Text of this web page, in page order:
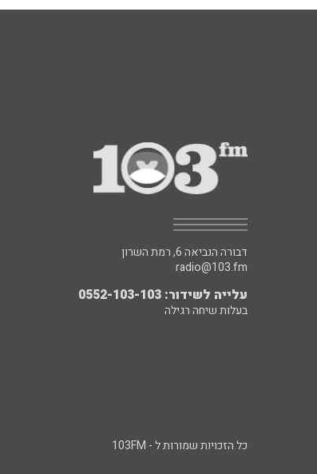
דבורה הנביאה 6, רמת השרון
radio@103.fm
עלייה לשידור: 0552-103-103
בעלות שיחה רגילה
כל הזכויות שמורות ל - 103FM